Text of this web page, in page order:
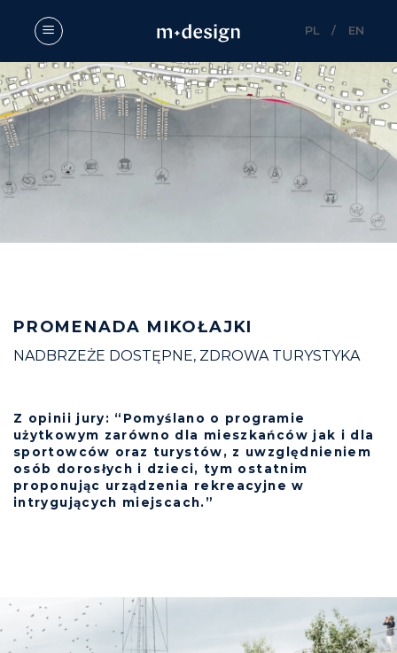
PL / EN
PROMENADA MIKOŁAJKI
NADBRZEŻE DOSTĘPNE, ZDROWA TURYSTYKA
Z opinii jury: “Pomyślano o programie
użytkowym zarówno dla mieszkańców jak i dla
sportowców oraz turystów, z uwzględnieniem
osób dorosłych i dzieci, tym ostatnim
proponując urządzenia rekreacyjne w
intrygujących miejscach.”